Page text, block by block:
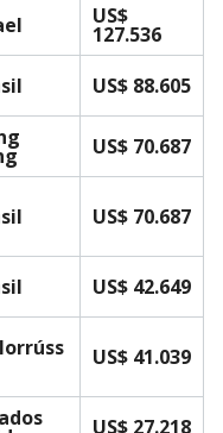
US$
127.536
US$ 88.605
US$ 70.687
US$ 70.687
US$ 42.649
US$ 41.039
US$ 27.218